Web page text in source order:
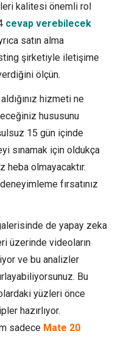
kalitesi önemli rol
cevap verebilecek
satın alma
şirketiyle iletişime
ölçün.
hizmeti ne
hususunu
15 gün içinde
sınamak için oldukça
heba olmayacaktır.
fırsatınız
de yapay zeka
üzerinde videoların
ve bu analizler
Bu
yüzleri önce
hazırlıyor.
sadece Mate 20